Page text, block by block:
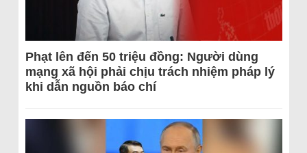
Phạt lên đến 50 triệu đồng: Người dùng
mạng xã hội phải chịu trách nhiệm pháp lý
khi dẫn nguồn báo chí